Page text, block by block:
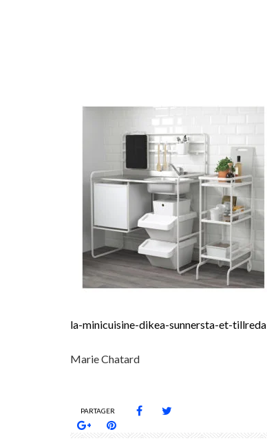
la-minicuisine-dikea-sunnersta-et-tillreda
Marie Chatard
PARTAGER